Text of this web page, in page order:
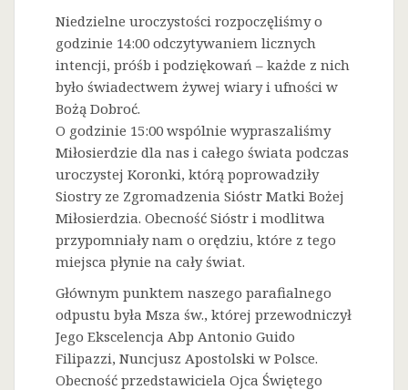
Niedzielne uroczystości rozpoczęliśmy o
godzinie 14:00 odczytywaniem licznych
intencji, próśb i podziękowań – każde z nich
było świadectwem żywej wiary i ufności w
Bożą Dobroć.
O godzinie 15:00 wspólnie wypraszaliśmy
Miłosierdzie dla nas i całego świata podczas
uroczystej Koronki, którą poprowadziły
Siostry ze Zgromadzenia Sióstr Matki Bożej
Miłosierdzia. Obecność Sióstr i modlitwa
przypomniały nam o orędziu, które z tego
miejsca płynie na cały świat.
Głównym punktem naszego parafialnego
odpustu była Msza św., której przewodniczył
Jego Ekscelencja Abp Antonio Guido
Filipazzi, Nuncjusz Apostolski w Polsce.
Obecność przedstawiciela Ojca Świętego